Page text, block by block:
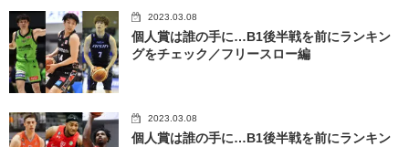
2023.03.08
個人賞は誰の手に…B1後半戦を前にランキン
グをチェック／フリースロー編
2023.03.08
個人賞は誰の手に…B1後半戦を前にランキン